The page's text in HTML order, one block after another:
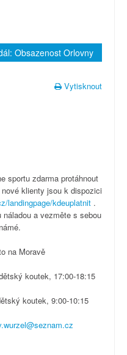
Obsazenost Orlovny
Vytisknout
sportu zdarma protáhnout
klienty jsou k dispozici
landingpage/kdeuplatnit .
a vezměte s sebou
na Moravě
koutek, 17:00-18:15
koutek, 9:00-10:15